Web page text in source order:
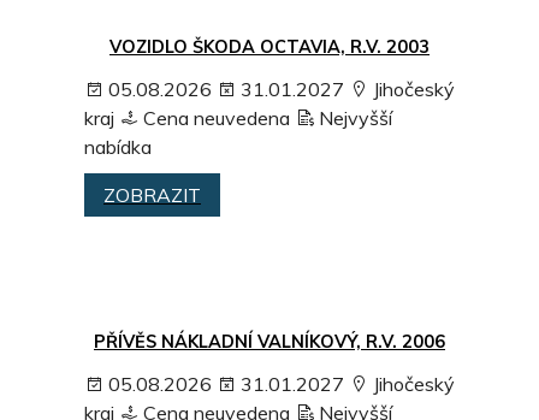
VOZIDLO ŠKODA OCTAVIA, R.V. 2003
05.08.2026 31.01.2027
Jihočeský
kraj
Cena neuvedena
Nejvyšší
nabídka
ZOBRAZIT
PŘÍVĚS NÁKLADNÍ VALNÍKOVÝ, R.V. 2006
05.08.2026 31.01.2027
Jihočeský
kraj
Cena neuvedena
Nejvyšší